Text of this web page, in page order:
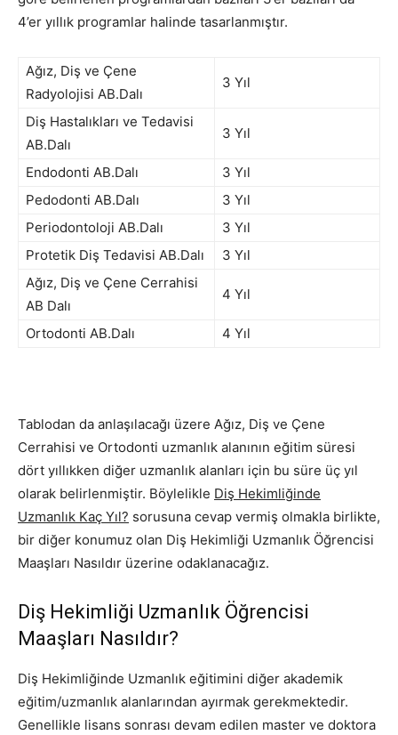
4’er yıllık programlar halinde tasarlanmıştır.
Ağız, Diş ve Çene
Radyolojisi AB.Dalı
3 Yıl
Diş Hastalıkları ve Tedavisi
AB.Dalı
3 Yıl
Endodonti AB.Dalı
3 Yıl
Pedodonti AB.Dalı
3 Yıl
Periodontoloji AB.Dalı
3 Yıl
Protetik Diş Tedavisi AB.Dalı
3 Yıl
Ağız, Diş ve Çene Cerrahisi
AB Dalı
4 Yıl
Ortodonti AB.Dalı 4 Yıl
Tablodan da anlaşılacağı üzere Ağız, Diş ve Çene
Cerrahisi ve Ortodonti uzmanlık alanının eğitim süresi
dört yıllıkken diğer uzmanlık alanları için bu süre üç yıl
olarak belirlenmiştir. Böylelikle Diş Hekimliğinde
Uzmanlık Kaç Yıl? sorusuna cevap vermiş olmakla birlikte,
bir diğer konumuz olan Diş Hekimliği Uzmanlık Öğrencisi
Maaşları Nasıldır üzerine odaklanacağız.
Diş Hekimliği Uzmanlık Öğrencisi
Maaşları Nasıldır?
Diş Hekimliğinde Uzmanlık eğitimini diğer akademik
eğitim/uzmanlık alanlarından ayırmak gerekmektedir.
Genellikle lisans sonrası devam edilen master ve doktora